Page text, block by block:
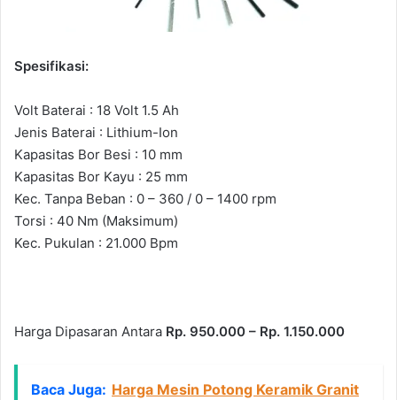
Spesifikasi:
Volt Baterai : 18 Volt 1.5 Ah
Jenis Baterai : Lithium-Ion
Kapasitas Bor Besi : 10 mm
Kapasitas Bor Kayu : 25 mm
Kec. Tanpa Beban : 0 – 360 / 0 – 1400 rpm
Torsi : 40 Nm (Maksimum)
Kec. Pukulan : 21.000 Bpm
Harga Dipasaran Antara Rp. 950.000 – Rp. 1.150.000
Baca Juga: Harga Mesin Potong Keramik Granit